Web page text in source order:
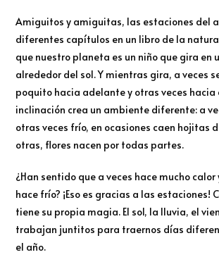
Amiguitos y amiguitas, las estaciones del
diferentes capítulos en un libro de la
que nuestro planeta es un niño que gira en
alrededor del sol. Y mientras gira, a veces
poquito hacia adelante y otras veces hacia
inclinación crea un ambiente diferente: a
otras veces frío, en ocasiones caen hojitas
otras, flores nacen por todas partes.
¿Han sentido que a veces hace mucho calor
hace frío? ¡Eso es gracias a las estaciones!
tiene su propia magia. El sol, la lluvia, el
trabajan juntitos para traernos días
el año.